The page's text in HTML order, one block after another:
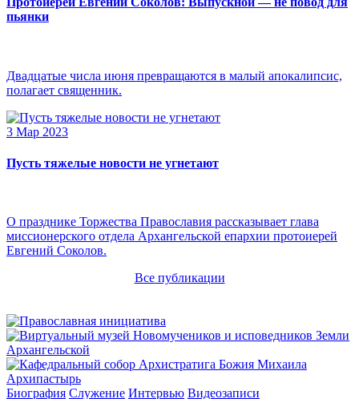
пьянки
Двадцатые числа июня превращаются в малый апокалипсис,
полагает священник.
3 Мар 2023
Пусть тяжелые новости не угнетают
О празднике Торжества Православия рассказывает глава
миссионерского отдела Архангельской епархии протоиерей
Евгений Соколов.
Все публикации
Архипастырь
Биография Служение Интервью Видеозаписи